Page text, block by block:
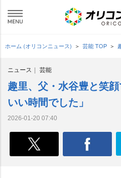
ホーム (オリコンニュース) 芸能 TOP
ニュース 芸能
趣里、父・水谷豊と笑
いい時間でした」
2026-01-20 07:40